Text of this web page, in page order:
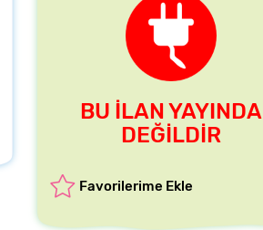
BU İLAN YAYINDA
DEĞİLDİR
Favorilerime Ekle